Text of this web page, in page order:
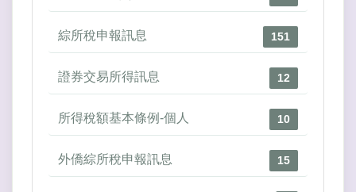
綜所稅申報訊息 151
證券交易所得訊息 12
所得稅額基本條例-個人 10
外僑綜所稅申報訊息 15